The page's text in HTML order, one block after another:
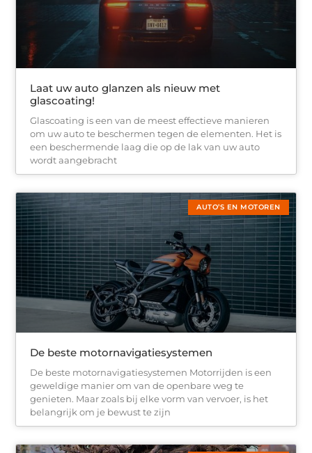
Laat uw auto glanzen als nieuw met
glascoating!
Glascoating is een van de meest effectieve manieren
om uw auto te beschermen tegen de elementen. Het is
een beschermende laag die op de lak van uw auto
wordt aangebracht
AUTO’S EN MOTOREN
De beste motornavigatiesystemen
De beste motornavigatiesystemen Motorrijden is een
geweldige manier om van de openbare weg te
genieten. Maar zoals bij elke vorm van vervoer, is het
belangrijk om je bewust te zijn